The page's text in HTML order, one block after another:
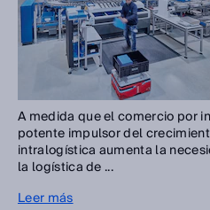
A medida que el comercio por
potente impulsor del
intralogística aumenta la
la logística de ...
Leer más